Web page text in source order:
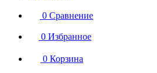
0 Сравнение
0 Избранное
0 Корзина